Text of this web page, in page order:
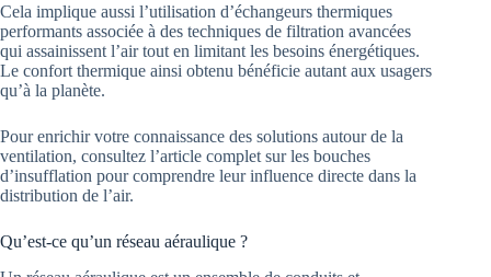
Cela implique aussi l’utilisation d’échangeurs thermiques
performants associée à des techniques de filtration avancées
qui assainissent l’air tout en limitant les besoins énergétiques.
Le confort thermique ainsi obtenu bénéficie autant aux usagers
qu’à la planète.
Pour enrichir votre connaissance des solutions autour de la
ventilation, consultez l’article complet sur les bouches
d’insufflation pour comprendre leur influence directe dans la
distribution de l’air.
Qu’est-ce qu’un réseau aéraulique ?